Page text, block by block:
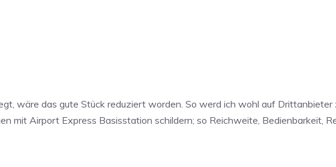
wäre das gute Stück reduziert worden. So werd ich wohl auf Drittanbieter
mit Airport Express Basisstation schildern; so Reichweite, Bedienbarkeit,